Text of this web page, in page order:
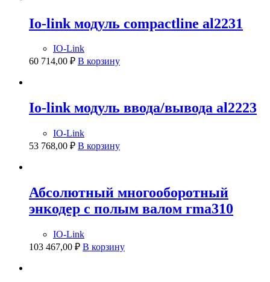
Io-link модуль compactline al2231
IO-Link
60 714,00 ₽ В корзину
Io-link модуль ввода/вывода al2223
IO-Link
53 768,00 ₽ В корзину
Абсолютный многооборотный
энкодер с полым валом rma310
IO-Link
103 467,00 ₽ В корзину